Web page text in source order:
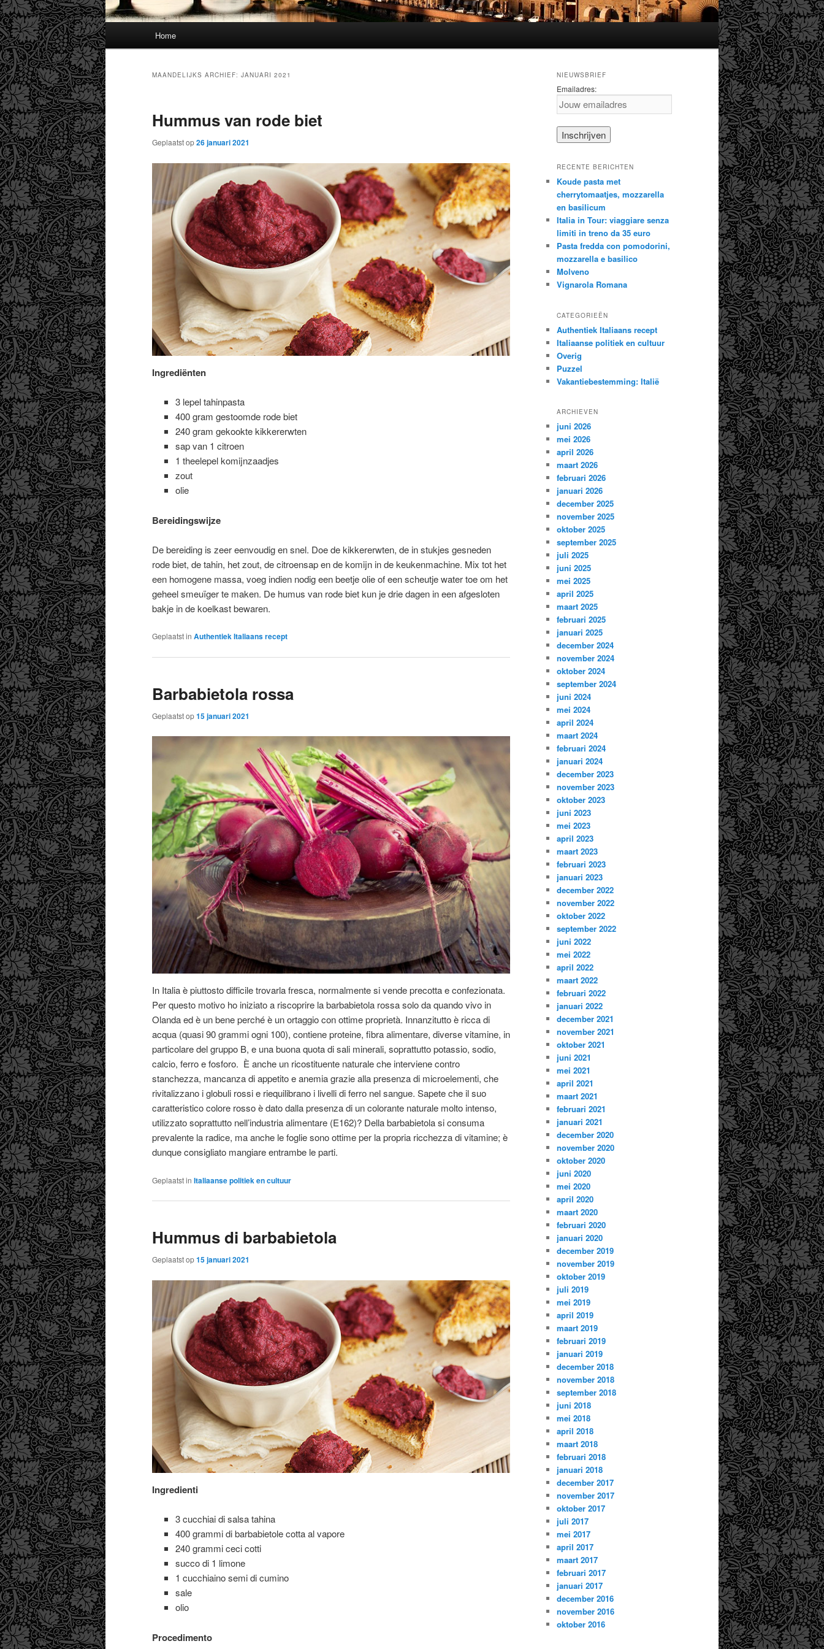
Home
MAANDELIJKS ARCHIEF: JANUARI 2021
Hummus van rode biet
Geplaatst op26 januari 2021
Ingrediënten
3 lepel tahinpasta
400 gram gestoomde rode biet
240 gram gekookte kikkererwten
sap van 1 citroen
1 theelepel komijnzaadjes
zout
olie
Bereidingswijze
De bereiding is zeer eenvoudig en snel. Doe de kikkererwten, de in stukjes gesneden
rode biet, de tahin, het zout, de citroensap en de komijn in de keukenmachine. Mix tot het
een homogene massa, voeg indien nodig een beetje olie of een scheutje water toe om het
geheel smeuïger te maken. De humus van rode biet kun je drie dagen in een afgesloten
bakje in de koelkast bewaren.
Geplaatst in Authentiek Italiaans recept
Barbabietola rossa
Geplaatst op15 januari 2021
In Italia è piuttosto difficile trovarla fresca, normalmente si vende precotta e confezionata.
Per questo motivo ho iniziato a riscoprire la barbabietola rossa solo da quando vivo in
Olanda ed è un bene perché è un ortaggio con ottime proprietà. Innanzitutto è ricca di
acqua (quasi 90 grammi ogni 100), contiene proteine, fibra alimentare, diverse vitamine, in
particolare del gruppo B, e una buona quota di sali minerali, soprattutto potassio, sodio,
calcio, ferro e fosforo. È anche un ricostituente naturale che interviene contro
stanchezza, mancanza di appetito e anemia grazie alla presenza di microelementi, che
rivitalizzano i globuli rossi e riequilibrano i livelli di ferro nel sangue. Sapete che il suo
caratteristico colore rosso è dato dalla presenza di un colorante naturale molto intenso,
utilizzato soprattutto nell’industria alimentare (E162)? Della barbabietola si consuma
prevalente la radice, ma anche le foglie sono ottime per la propria ricchezza di vitamine; è
dunque consigliato mangiare entrambe le parti.
Geplaatst in Italiaanse politiek en cultuur
Hummus di barbabietola
Geplaatst op15 januari 2021
Ingredienti
3 cucchiai di salsa tahina
400 grammi di barbabietole cotta al vapore
240 grammi ceci cotti
succo di 1 limone
1 cucchiaino semi di cumino
sale
olio
Procedimento
NIEUWSBRIEF
Emailadres:
RECENTE BERICHTEN
Koude pasta met
cherrytomaatjes, mozzarella
en basilicum
Italia in Tour: viaggiare senza
limiti in treno da 35 euro
Pasta fredda con pomodorini,
mozzarella e basilico
Molveno
Vignarola Romana
CATEGORIEËN
Authentiek Italiaans recept
Italiaanse politiek en cultuur
Overig
Puzzel
Vakantiebestemming: Italië
ARCHIEVEN
juni 2026
mei 2026
april 2026
maart 2026
februari 2026
januari 2026
december 2025
november 2025
oktober 2025
september 2025
juli 2025
juni 2025
mei 2025
april 2025
maart 2025
februari 2025
januari 2025
december 2024
november 2024
oktober 2024
september 2024
juni 2024
mei 2024
april 2024
maart 2024
februari 2024
januari 2024
december 2023
november 2023
oktober 2023
juni 2023
mei 2023
april 2023
maart 2023
februari 2023
januari 2023
december 2022
november 2022
oktober 2022
september 2022
juni 2022
mei 2022
april 2022
maart 2022
februari 2022
januari 2022
december 2021
november 2021
oktober 2021
juni 2021
mei 2021
april 2021
maart 2021
februari 2021
januari 2021
december 2020
november 2020
oktober 2020
juni 2020
mei 2020
april 2020
maart 2020
februari 2020
januari 2020
december 2019
november 2019
oktober 2019
juli 2019
mei 2019
april 2019
maart 2019
februari 2019
januari 2019
december 2018
november 2018
september 2018
juni 2018
mei 2018
april 2018
maart 2018
februari 2018
januari 2018
december 2017
november 2017
oktober 2017
juli 2017
mei 2017
april 2017
maart 2017
februari 2017
januari 2017
december 2016
november 2016
oktober 2016